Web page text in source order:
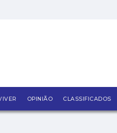
OPINIÃO CLASSIFICADOS